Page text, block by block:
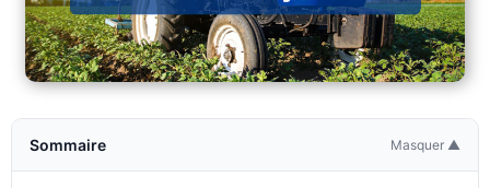
Sommaire Masquer ▲